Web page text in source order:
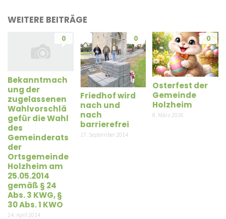
WEITERE BEITRÄGE
0
Bekanntmach
ung der
zugelassenen
Wahlvorschlä
gefür die Wahl
des
Gemeinderats
der
Ortsgemeinde
Holzheim am
25.05.2014
gemäß § 24
Abs. 3 KWG, §
30 Abs. 1 KWO
24. April 2014
0
Friedhof wird
nach und
nach
barrierefrei
17. September 2014
0
Osterfest der
Gemeinde
Holzheim
8. März 2026